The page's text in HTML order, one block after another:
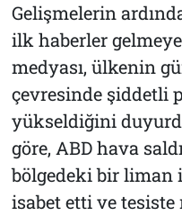
Gelişmelerin
ilk haberler
medyası, ülkenin
çevresinde şiddetli
yükseldiğini
göre, ABD hava
bölgedeki bir liman
isabet etti ve